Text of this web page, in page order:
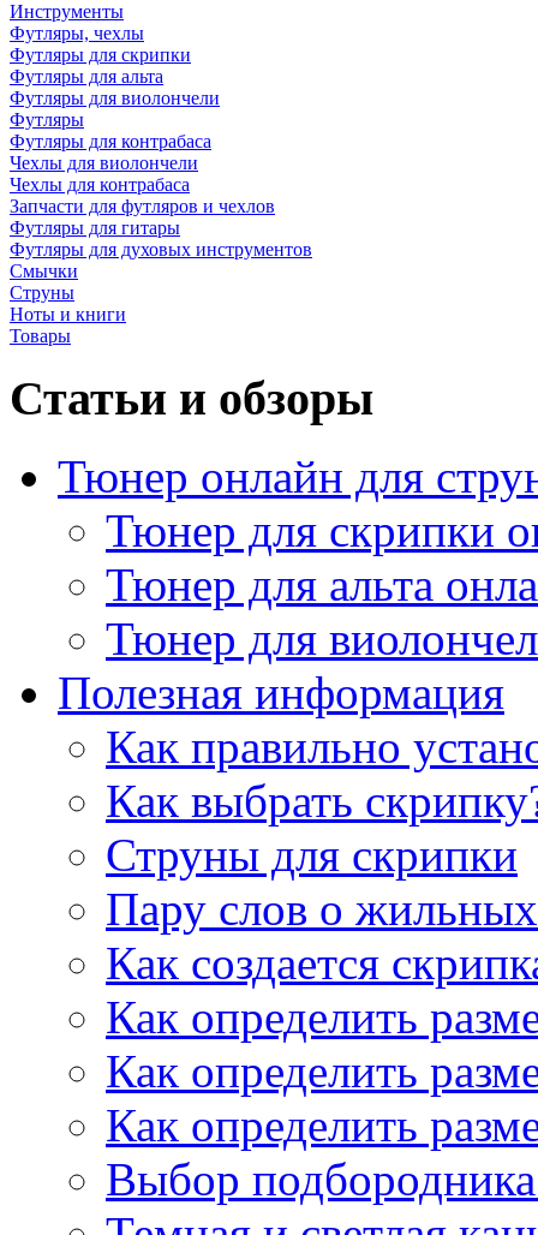
Инструменты
Футляры, чехлы
Футляры для скрипки
Футляры для альта
Футляры для виолончели
Футляры
Футляры для контрабаса
Чехлы для виолончели
Чехлы для контрабаса
Запчасти для футляров и чехлов
Футляры для гитары
Футляры для духовых инструментов
Смычки
Струны
Ноты и книги
Товары
Статьи и обзоры
Тюнер онлайн для
Тюнер для скрипки
Тюнер для альта
Тюнер для
Полезная информация
Как правильно
Как выбрать
Струны для скрипки
Пару слов о
Как создается
Как определить
Как определить
Как определить
Выбор